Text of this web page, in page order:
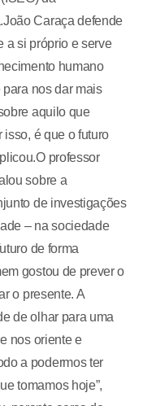
Caraça defende
a si próprio e serve
humano
para nos dar mais
aquilo que
isso, é que o futuro
professor
sobre a
de investigações
– na sociedade
de forma
gostou de prever o
o presente. A
de olhar para uma
nos oriente e
a podermos ter
tomamos hoje”,